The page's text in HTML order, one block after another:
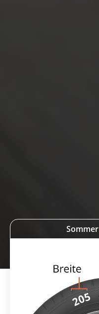
Sommer